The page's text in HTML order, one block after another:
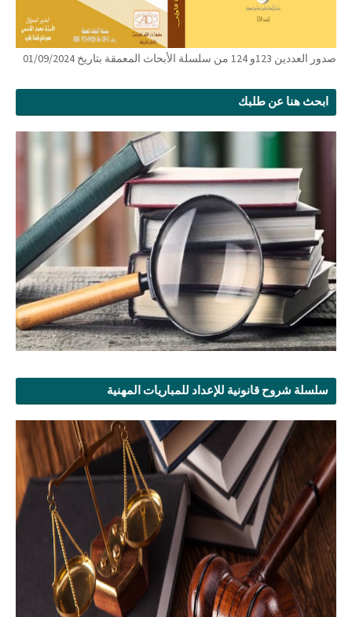
صدور العددين 123و 124 من سلسلة الأبحاث المعمقة بتاريخ 01/09/2024
ابحث هنا عن طلبك
سلسلة شروح قانونية للإعداد للمباريات المهنية